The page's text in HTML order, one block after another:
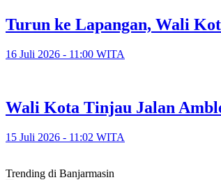
Turun ke Lapangan, Wali
16 Juli 2026 - 11:00 WITA
​Wali Kota Tinjau Jalan
15 Juli 2026 - 11:02 WITA
Trending di Banjarmasin